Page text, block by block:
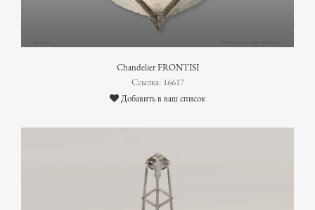
Chandelier FRONTISI
Ссылка: 16617
Добавить в ваш список